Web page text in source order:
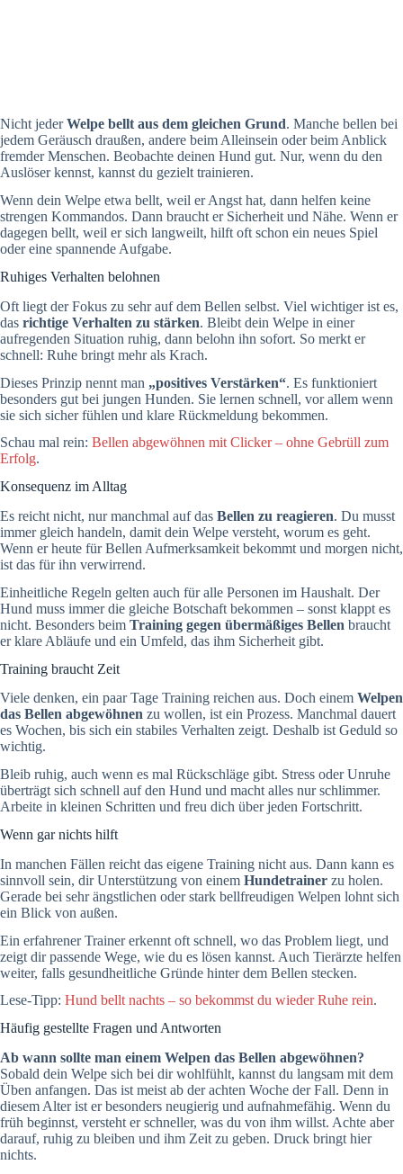
Nicht jederWelpe bellt aus dem gleichen Grund. Manche bellen bei
jedem Geräusch draußen, andere beim Alleinsein oder beim Anblick
fremder Menschen. Beobachte deinen Hund gut. Nur, wenn du den
Auslöser kennst, kannst du gezielt trainieren.
Wenn dein Welpe etwa bellt, weil er Angst hat, dann helfen keine
strengen Kommandos. Dann braucht er Sicherheit und Nähe. Wenn er
dagegen bellt, weil er sich langweilt, hilft oft schon ein neues Spiel
oder eine spannende Aufgabe.
Ruhiges Verhalten belohnen
Oft liegt der Fokus zu sehr auf dem Bellen selbst. Viel wichtiger ist es,
das richtige Verhalten zu stärken. Bleibt dein Welpe in einer
aufregenden Situation ruhig, dann belohn ihn sofort. So merkt er
schnell: Ruhe bringt mehr als Krach.
Dieses Prinzip nennt man „positives Verstärken“. Es funktioniert
besonders gut bei jungen Hunden. Sie lernen schnell, vor allem wenn
sie sich sicher fühlen und klare Rückmeldung bekommen.
Schau mal rein: Bellen abgewöhnen mit Clicker – ohne Gebrüll zum
Erfolg.
Konsequenz im Alltag
Es reicht nicht, nur manchmal auf das Bellen zu reagieren. Du musst
immer gleich handeln, damit dein Welpe versteht, worum es geht.
Wenn er heute für Bellen Aufmerksamkeit bekommt und morgen nicht,
ist das für ihn verwirrend.
Einheitliche Regeln gelten auch für alle Personen im Haushalt. Der
Hund muss immer die gleiche Botschaft bekommen – sonst klappt es
nicht. Besonders beim Training gegen übermäßiges Bellen braucht
er klare Abläufe und ein Umfeld, das ihm Sicherheit gibt.
Training braucht Zeit
Viele denken, ein paar Tage Training reichen aus. Doch einem Welpen
das Bellen abgewöhnen zu wollen, ist ein Prozess. Manchmal dauert
es Wochen, bis sich ein stabiles Verhalten zeigt. Deshalb ist Geduld so
wichtig.
Bleib ruhig, auch wenn es mal Rückschläge gibt. Stress oder Unruhe
überträgt sich schnell auf den Hund und macht alles nur schlimmer.
Arbeite in kleinen Schritten und freu dich über jeden Fortschritt.
Wenn gar nichts hilft
In manchen Fällen reicht das eigene Training nicht aus. Dann kann es
sinnvoll sein, dir Unterstützung von einem Hundetrainer zu holen.
Gerade bei sehr ängstlichen oder stark bellfreudigen Welpen lohnt sich
ein Blick von außen.
Ein erfahrener Trainer erkennt oft schnell, wo das Problem liegt, und
zeigt dir passende Wege, wie du es lösen kannst. Auch Tierärzte helfen
weiter, falls gesundheitliche Gründe hinter dem Bellen stecken.
Lese-Tipp: Hund bellt nachts – so bekommst du wieder Ruhe rein.
Häufig gestellte Fragen und Antworten
Ab wann sollte man einem Welpen das Bellen abgewöhnen?
Sobald dein Welpe sich bei dir wohlfühlt, kannst du langsam mit dem
Üben anfangen. Das ist meist ab der achten Woche der Fall. Denn in
diesem Alter ist er besonders neugierig und aufnahmefähig. Wenn du
früh beginnst, versteht er schneller, was du von ihm willst. Achte aber
darauf, ruhig zu bleiben und ihm Zeit zu geben. Druck bringt hier
nichts.